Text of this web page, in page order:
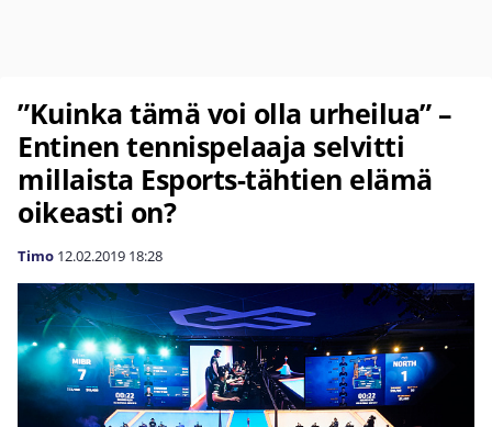
”Kuinka tämä voi olla urheilua” –
Entinen tennispelaaja selvitti
millaista Esports-tähtien elämä
oikeasti on?
Timo 12.02.2019 18:28